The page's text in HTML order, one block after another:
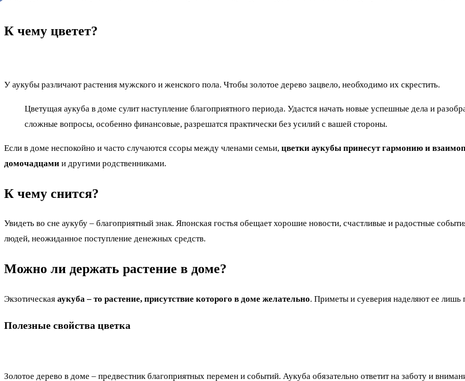
К чему цветет?
У аукубы различают растения мужского и женского пола. Чтобы золотое дерево зацвело, необходимо их скрестить.
Цветущая аукуба в доме сулит наступление благоприятного периода. Удастся начать новые успешные дела и
сложные вопросы, особенно финансовые, разрешатся практически без усилий с вашей стороны.
Если в доме неспокойно и часто случаются ссоры между членами семьи, цветки аукубы принесут гармонию и
домочадцами и другими родственниками.
К чему снится?
Увидеть во сне аукубу – благоприятный знак. Японская гостья обещает хорошие новости, счастливые и радостные
людей, неожиданное поступление денежных средств.
Можно ли держать растение в доме?
Экзотическая аукуба – то растение, присутствие которого в доме желательно. Приметы и суеверия наделяют ее
Полезные свойства цветка
Золотое дерево в доме – предвестник благоприятных перемен и событий. Аукуба обязательно ответит на заботу и